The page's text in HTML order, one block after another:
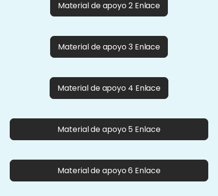
Material de apoyo 2 Enlace
Material de apoyo 3 Enlace
Material de apoyo 4 Enlace
Material de apoyo 5 Enlace
Material de apoyo 6 Enlace